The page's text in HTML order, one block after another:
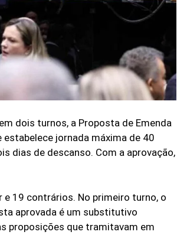
dois turnos, a Proposta de Emenda
jornada máxima de 40
dias de descanso. Com a aprovação,
e 19 contrários. No primeiro turno, o
aprovada é um substitutivo
proposições que tramitavam em